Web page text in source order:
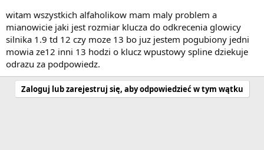
witam wszystkich alfaholikow mam maly problem a
mianowicie jaki jest rozmiar klucza do odkrecenia glowicy
silnika 1.9 td 12 czy moze 13 bo juz jestem pogubiony jedni
mowia ze12 inni 13 hodzi o klucz wpustowy spline dziekuje
odrazu za podpowiedz.
Zaloguj lub zarejestruj się, aby odpowiedzieć w tym wątku